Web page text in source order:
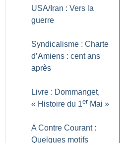
USA/Iran : Vers la
guerre
Syndicalisme : Charte
d’Amiens : cent ans
après
Livre : Dommanget,
« Histoire du 1er Mai »
A Contre Courant :
Quelques motifs